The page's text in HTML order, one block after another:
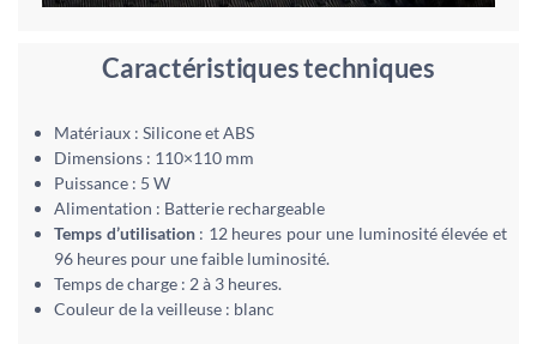
Caractéristiques techniques
Matériaux : Silicone et ABS
Dimensions : 110×110 mm
Puissance : 5 W
Alimentation : Batterie rechargeable
Temps d’utilisation: 12 heures pour une luminosité élevée et
96 heures pour une faible luminosité.
Temps de charge : 2 à 3 heures.
Couleur de la veilleuse : blanc